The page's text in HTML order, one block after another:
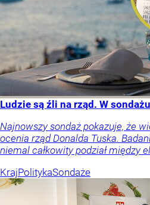
Ludzie są źli na rząd. W
Najnowszy sondaż pokazuje, że
ocenia rząd Donalda Tuska.
niemal całkowity podział między
KrajPolitykaSondaże